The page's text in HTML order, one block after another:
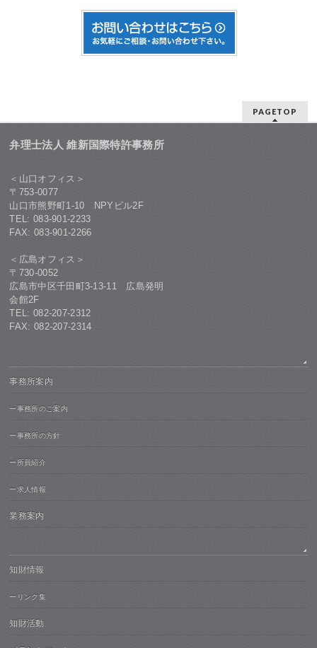
PAGETOP
弁理士法人 維新国際特許事務所
＜山口オフィス＞
〒753-0077
山口市熊野町1-10 NPYビル2F
TEL: 083-901-2233
FAX: 083-901-2266
＜広島オフィス＞
〒730-0052
広島市中区千田町3-13-11 広島発明
会館2F
TEL: 082-207-2312
FAX: 082-207-2314
事務所案内
ー事務所のご案内
ー事務所の方針
ー所員紹介
ー求人情報
業務案内
知財情報
ーリンク集
知財活動